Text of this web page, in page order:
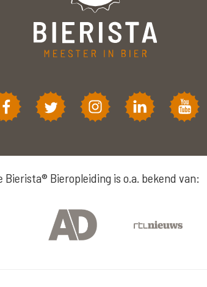
Bierista® Bieropleiding is o.a. bekend van: